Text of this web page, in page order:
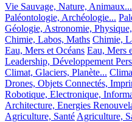
Vie Sauvage, Nature, Animaux...
Paléontologie, Archéologie...
Géologie, Astronomie,
Chimie, Labos, Maths Chimie,
Eau, Mers et Océans Eau, Mers
Leadership, Développement
Climat, Glaciers, Planète...
Drones, Objets Connectés,
Robotique, Electronique,
Architecture, Energies
Agriculture, Santé Agriculture,